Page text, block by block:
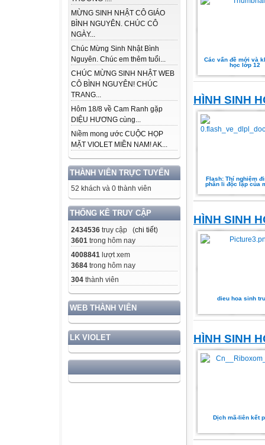
MỪNG SINH NHẬT CÔ GIÁO
BÌNH NGUYÊN. CHÚC CÔ
NGÀY...
Chúc Mừng Sinh Nhật Bình
Nguyên. Chúc em thêm tuổi...
CHÚC MỪNG SINH NHẬT WEB
CÔ BÌNH NGUYÊN! CHÚC
TRANG...
Hôm 18/8 về Cam Ranh gặp
DIỆU HƯƠNG cùng...
Niềm mong ước CUỘC HỌP
MẶT VIOLET MIỀN NAM! AK...
THÀNH VIÊN TRỰC TUYẾN
52 khách và 0 thành viên
THỐNG KÊ TRUY CẬP
2434536 truy cập (chi tiết)
3601 trong hôm nay
4008841 lượt xem
3684 trong hôm nay
304 thành viên
WEB THÀNH VIÊN
LK VIOLET
Các vấn đề mới và
học lớp 12
HÌNH SINH
Flash: Thí nghiệm
phân li độc lập của
HÌNH SINH
dieu hoa sinh
HÌNH SINH
Dịch mã-liên kết